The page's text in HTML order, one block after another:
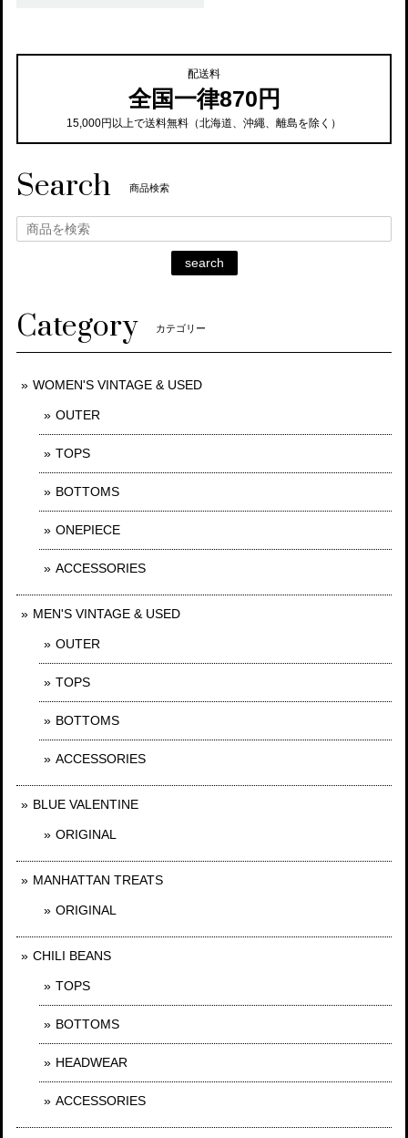
配送料
全国一律870円
15,000円以上で送料無料（北海道、沖繩、離島を除く）
Search 商品検索
search
Category カテゴリー
WOMEN'S VINTAGE & USED
OUTER
TOPS
BOTTOMS
ONEPIECE
ACCESSORIES
MEN'S VINTAGE & USED
OUTER
TOPS
BOTTOMS
ACCESSORIES
BLUE VALENTINE
ORIGINAL
MANHATTAN TREATS
ORIGINAL
CHILI BEANS
TOPS
BOTTOMS
HEADWEAR
ACCESSORIES